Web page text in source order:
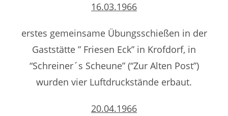
16.03.1966
erstes gemeinsame Übungsschießen in der
Gaststätte ” Friesen Eck” in Krofdorf, in
“Schreiner´s Scheune” (“Zur Alten Post”)
wurden vier Luftdruckstände erbaut.
20.04.1966